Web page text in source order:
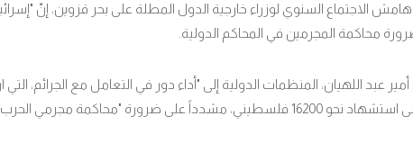
هامش الاجتماع السنوي لوزراء خارجية الدول المطلة على بحر قزوين، إنّ
محاكمة المجرمين في المحاكم الدولية.
أمیر عبد اللهیان، المنظمات الدولية إلى "أداء دور في التعامل مع الجرائم، التي
الاحتلال الإسرائيلي، والتي أدّت إلى استشهاد نحو 16200 فلسطيني، مشدداً على ضرورة "محاكمة